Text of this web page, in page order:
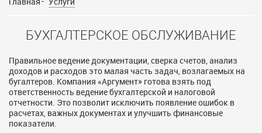
БУХГАЛТЕРСКОЕ ОБСЛУЖИВАНИЕ
Правильное ведение документации, сверка счетов, анализ
доходов и расходов это малая часть задач, возлагаемых на
бугалтеров. Компания «Аргумент» готова взять под
ответственность ведение бухгалтерской и налоговой
отчетности. Это позволит исключить появление ошибок в
расчетах, важных документах и улучшить финансовые
показатели.